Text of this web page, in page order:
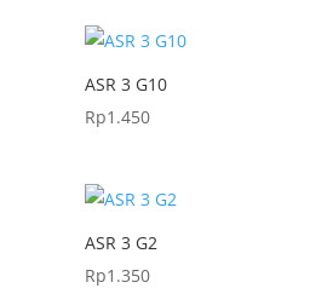
ASR 3 G10
Rp1.450
ASR 3 G2
Rp1.350